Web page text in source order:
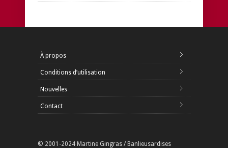
À propos
Conditions d’utilisation
Nouvelles
Contact
© 2001-2024 Martine Gingras / Banlieusardises